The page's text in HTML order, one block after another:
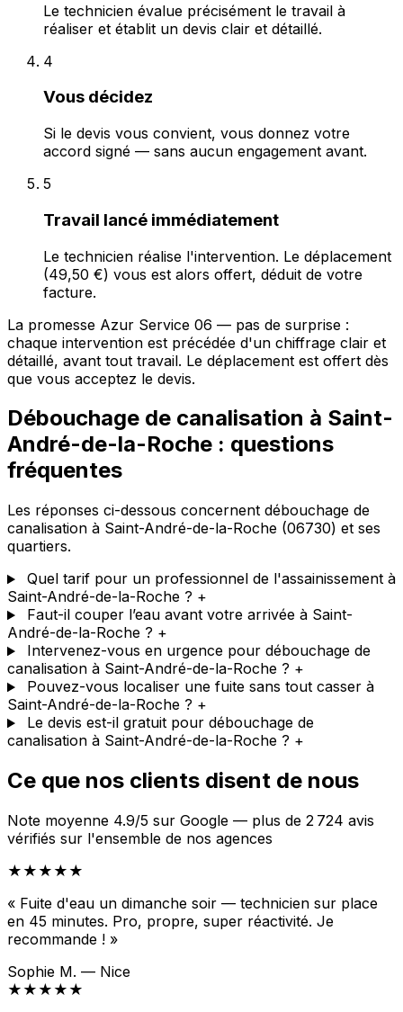
Le technicien évalue précisément le travail à
réaliser et établit un devis clair et détaillé.
4
Vous décidez
Si le devis vous convient, vous donnez votre
accord signé — sans aucun engagement avant.
5
Travail lancé immédiatement
Le technicien réalise l'intervention. Le déplacement
(49,50 €) vous est alors offert, déduit de votre
facture.
La promesse Azur Service 06 — pas de surprise :
chaque intervention est précédée d'un chiffrage clair et
détaillé, avant tout travail. Le déplacement est offert dès
que vous acceptez le devis.
Débouchage de canalisation à Saint-
André-de-la-Roche : questions
fréquentes
Les réponses ci-dessous concernent débouchage de
canalisation à Saint-André-de-la-Roche (06730) et ses
quartiers.
Quel tarif pour un professionnel de l'assainissement à
Saint-André-de-la-Roche ? +
Faut-il couper l’eau avant votre arrivée à Saint-
André-de-la-Roche ? +
Intervenez-vous en urgence pour débouchage de
canalisation à Saint-André-de-la-Roche ? +
Pouvez-vous localiser une fuite sans tout casser à
Saint-André-de-la-Roche ? +
Le devis est-il gratuit pour débouchage de
canalisation à Saint-André-de-la-Roche ? +
Ce que nos clients disent de nous
Note moyenne 4.9/5 sur Google — plus de 2 724 avis
vérifiés sur l'ensemble de nos agences
★★★★★
« Fuite d'eau un dimanche soir — technicien sur place
en 45 minutes. Pro, propre, super réactivité. Je
recommande ! »
Sophie M. — Nice
★★★★★